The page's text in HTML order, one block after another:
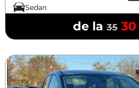
Sedan
de la 35 30